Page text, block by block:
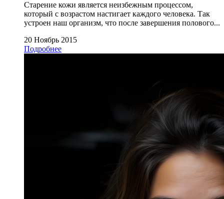
Старение кожи является неизбежным процессом,
который с возрастом настигает каждого человека. Так
устроен наш организм, что после завершения полового...
20 Ноябрь 2015
Подробнее